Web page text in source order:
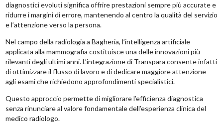
diagnostici evoluti significa offrire prestazioni sempre più accurate e
ridurre i margini di errore, mantenendo al centro la qualità del servizio
e l’attenzione verso la persona.
Nel campo della radiologia a Bagheria, l’intelligenza artificiale
applicata alla mammografia costituisce una delle innovazioni più
rilevanti degli ultimi anni. L’integrazione di Transpara consente infatti
di ottimizzare il flusso di lavoro e di dedicare maggiore attenzione
agli esami che richiedono approfondimenti specialistici.
Questo approccio permette di migliorare l’efficienza diagnostica
senza rinunciare al valore fondamentale dell’esperienza clinica del
medico radiologo.